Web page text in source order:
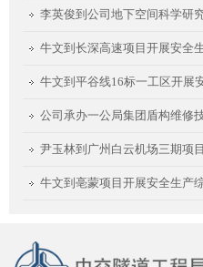
李英俊到公司地下空间科学研
牛文到长深高速项目开展安全
牛文到平谷线16标一工区开展
公司承办一公局集团盾构维修
尹玉林到广州白云机场三期项
牛文到亳蒙项目开展安全生产